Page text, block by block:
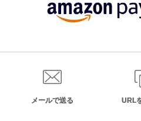
メールで送る URL